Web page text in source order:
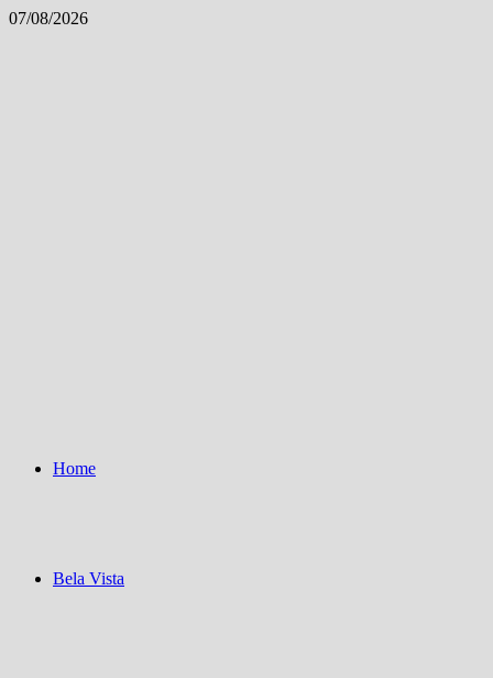
Skip
07/08/2026
Home
Bela Vista